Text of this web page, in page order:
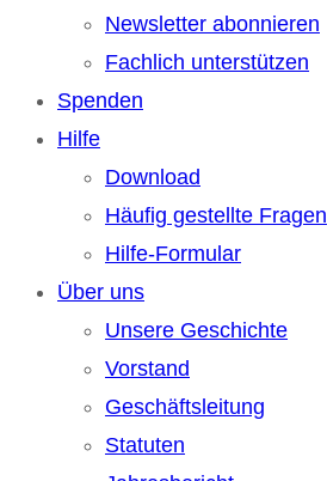
Newsletter abonnieren
Fachlich unterstützen
Spenden
Hilfe
Download
Häufig gestellte Fragen
Hilfe-Formular
Über uns
Unsere Geschichte
Vorstand
Geschäftsleitung
Statuten